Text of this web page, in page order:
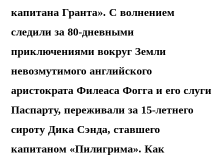
капитана Гранта». С волнением
следили за 80-дневными
приключениями вокруг Земли
невозмутимого английского
аристократа Филеаса Фогга и его слуги
Паспарту, переживали за 15-летнего
сироту Дика Сэнда, ставшего
капитаном «Пилигрима». Как